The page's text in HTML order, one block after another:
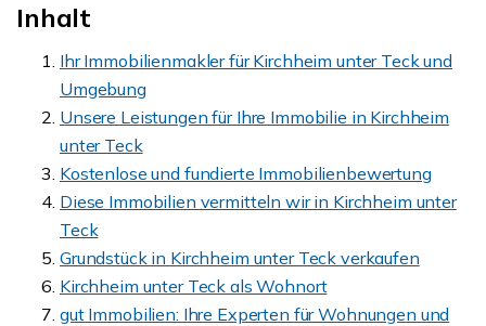
Inhalt
Ihr Immobilienmakler für Kirchheim unter Teck und
Umgebung
Unsere Leistungen für Ihre Immobilie in Kirchheim
unter Teck
Kostenlose und fundierte Immobilienbewertung
Diese Immobilien vermitteln wir in Kirchheim unter
Teck
Grundstück in Kirchheim unter Teck verkaufen
Kirchheim unter Teck als Wohnort
gut Immobilien: Ihre Experten für Wohnungen und